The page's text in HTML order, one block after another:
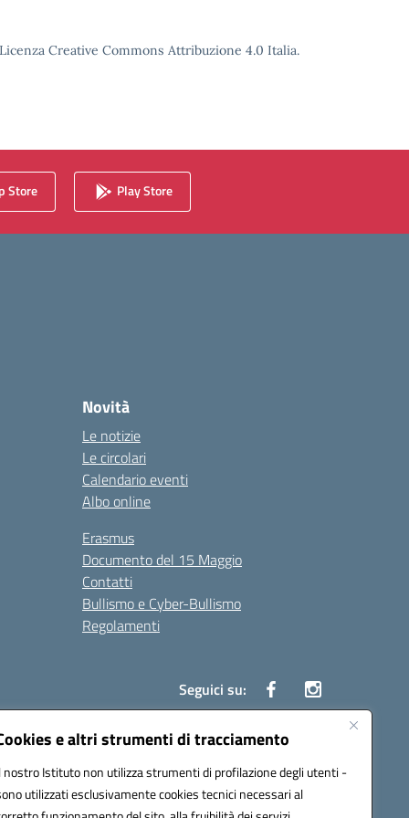
e altri strumenti di tracciamento
nostro Istituto non utilizza strumenti di profilazione degli utenti -
utilizzati esclusivamente cookies tecnici necessari al
Creative Commons Attribuzione 4.0 Italia.
Store Play Store
Novità
Le notizie
Le circolari
Calendario eventi
Albo online
Erasmus
Documento del 15 Maggio
Contatti
Bullismo e Cyber-Bullismo
Regolamenti
Seguici su: